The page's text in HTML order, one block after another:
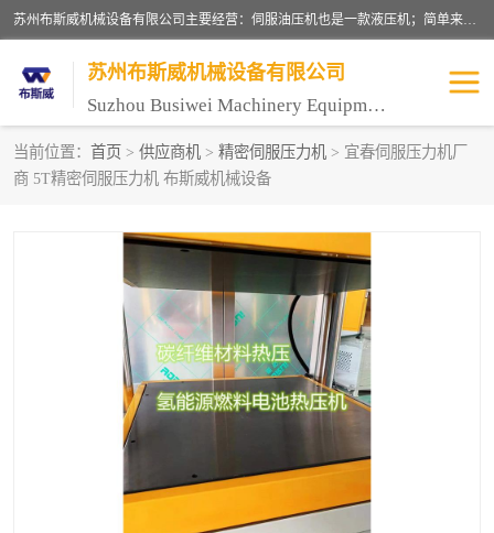
苏州布斯威机械设备有限公司主要经营：伺服油压机也是一款液压机；简单来说，传统的油压机，选用的是普通电机，普通电机容易发热，容易烧坏。伺服油压机采用先进的伺服电机，一般选用汇川 、日本大金、台达等品牌。伺服电机配套伺服泵还有伺服驱动器等部件，这样机器的电机过热，能耗的控制、机器工作的噪音都得到了完美的解决。
苏州布斯威机械设备有限公司
Suzhou Busiwei Machinery Equipment Co., Ltd.
当前位置： 首页 > 供应商机 > 精密伺服压力机 > 宜春伺服压力机厂
商 5T精密伺服压力机 布斯威机械设备
单柱油压机-C型油压机
数控油压机-伺服油压机 伺服压力机-电子压力机
气压机-气动压床 精密伺服压力机
伺服压力机